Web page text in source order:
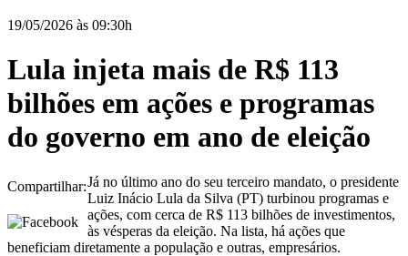
19/05/2026 às 09:30h
Lula injeta mais de R$ 113
bilhões em ações e programas
do governo em ano de eleição
Compartilhar:Já no último ano do seu terceiro mandato, o presidente
Luiz Inácio Lula da Silva (PT) turbinou programas e
ações, com cerca de R$ 113 bilhões de investimentos,
às vésperas da eleição. Na lista, há ações que
beneficiam diretamente a população e outras, empresários.